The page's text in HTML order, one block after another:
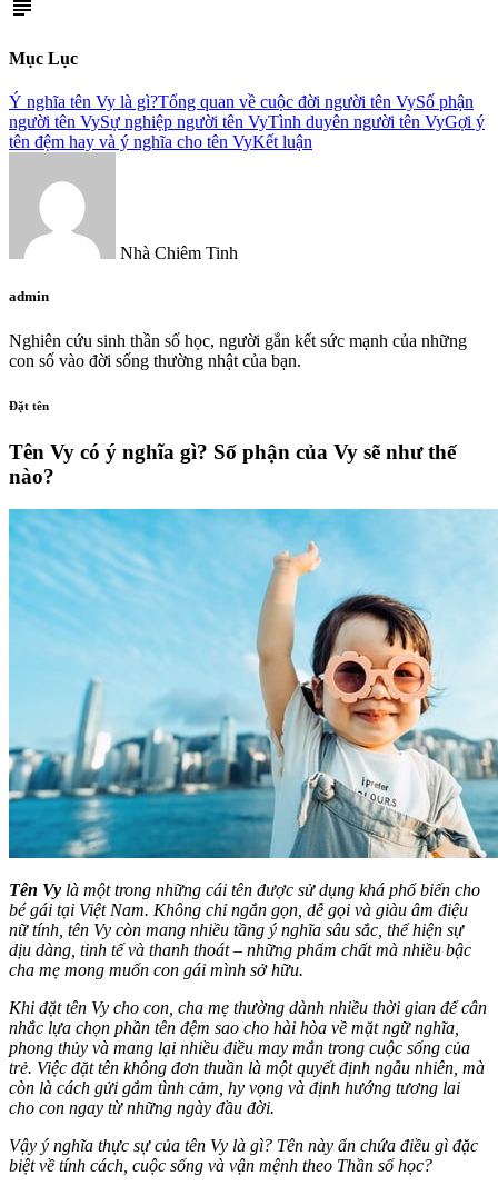
subject
Mục Lục
Ý nghĩa tên Vy là gì?Tổng quan về cuộc đời người tên VySố phận
người tên VySự nghiệp người tên VyTình duyên người tên VyGợi ý
tên đệm hay và ý nghĩa cho tên VyKết luận
Nhà Chiêm Tinh
admin
Nghiên cứu sinh thần số học, người gắn kết sức mạnh của những
con số vào đời sống thường nhật của bạn.
Đặt tên
Tên Vy có ý nghĩa gì? Số phận của Vy sẽ như thế
nào?
Tên Vy là một trong những cái tên được sử dụng khá phổ biến cho
bé gái tại Việt Nam. Không chỉ ngắn gọn, dễ gọi và giàu âm điệu
nữ tính, tên Vy còn mang nhiều tầng ý nghĩa sâu sắc, thể hiện sự
dịu dàng, tinh tế và thanh thoát – những phẩm chất mà nhiều bậc
cha mẹ mong muốn con gái mình sở hữu.
Khi đặt tên Vy cho con, cha mẹ thường dành nhiều thời gian để cân
nhắc lựa chọn phần tên đệm sao cho hài hòa về mặt ngữ nghĩa,
phong thủy và mang lại nhiều điều may mắn trong cuộc sống của
trẻ. Việc đặt tên không đơn thuần là một quyết định ngẫu nhiên, mà
còn là cách gửi gắm tình cảm, hy vọng và định hướng tương lai
cho con ngay từ những ngày đầu đời.
Vậy ý nghĩa thực sự của tên Vy là gì? Tên này ẩn chứa điều gì đặc
biệt về tính cách, cuộc sống và vận mệnh theo Thần số học?